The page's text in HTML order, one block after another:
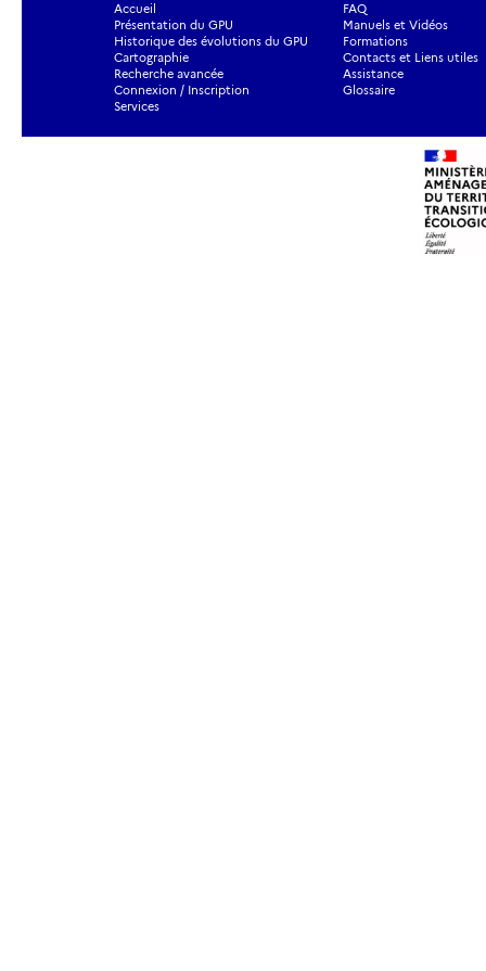
Accueil
Présentation du GPU
Historique des évolutions du GPU
Cartographie
Recherche avancée
Connexion / Inscription
Services
FAQ
Manuels et Vidéos
Formations
Contacts et Liens utiles
Assistance
Glossaire